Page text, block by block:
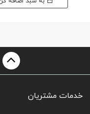
خدمات مشتریان